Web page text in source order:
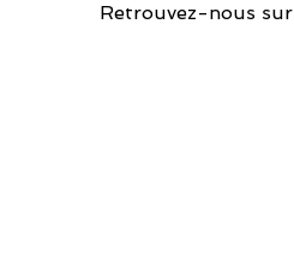
Retrouvez-nous sur